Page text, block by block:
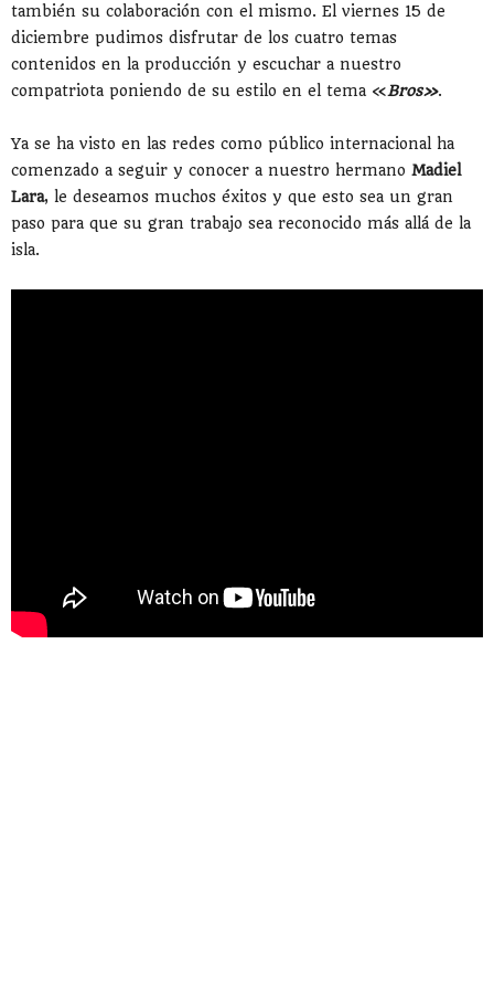
también su colaboración con el mismo. El viernes 15 de
diciembre pudimos disfrutar de los cuatro temas
contenidos en la producción y escuchar a nuestro
compatriota poniendo de su estilo en el tema «Bros».
Ya se ha visto en las redes como público internacional ha
comenzado a seguir y conocer a nuestro hermano Madiel
Lara, le deseamos muchos éxitos y que esto sea un gran
paso para que su gran trabajo sea reconocido más allá de la
isla.